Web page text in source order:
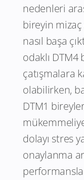
nedenleri
bireyin
nasıl başa
odaklı DTM4
çatışmalara
olabilirken,
DTM1
dolayı stres
onaylanma